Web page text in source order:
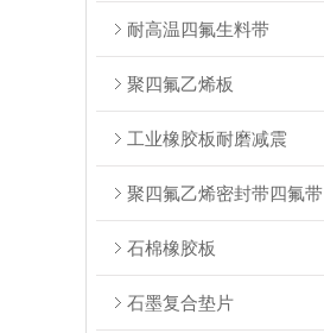
耐高温四氟生料带
聚四氟乙烯板
工业橡胶板耐磨减震
聚四氟乙烯密封带四氟带
石棉橡胶板
石墨复合垫片